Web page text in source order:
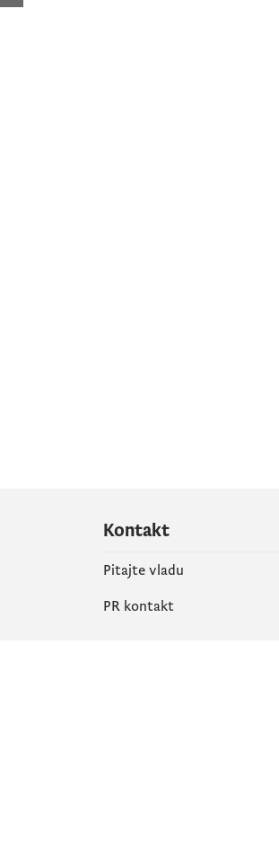
Kontakt
Pitajte vladu
PR kontakt